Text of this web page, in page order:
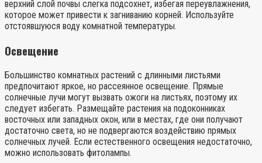
верхний слой почвы слегка подсохнет, избегая переувлажнения,
которое может привести к загниванию корней. Используйте
отстоявшуюся воду комнатной температуры.
Освещение
Большинство комнатных растений с длинными листьями
предпочитают яркое, но рассеянное освещение. Прямые
солнечные лучи могут вызвать ожоги на листьях, поэтому их
следует избегать. Размещайте растения на подоконниках
восточных или западных окон, или в местах, где они получают
достаточно света, но не подвергаются воздействию прямых
солнечных лучей. Если естественного освещения недостаточно,
можно использовать фитолампы.